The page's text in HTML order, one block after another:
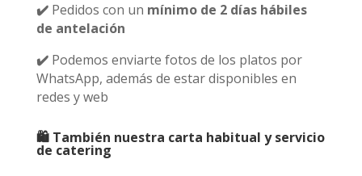
✔️Pedidos con un mínimo de 2 días hábiles
de antelación
✔️Podemos enviarte fotos de los platos por
WhatsApp, además de estar disponibles en
redes y web
🛍️ También nuestra carta habitual y servicio
de catering